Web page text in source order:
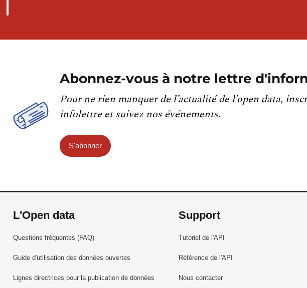
Abonnez-vous à notre lettre
Pour ne rien manquer de l’actualité de l’open data,
infolettre et suivez nos événements.
S'abonner
L'Open data
Questions fréquentes (FAQ)
Guide d'utilisation des données ouvertes
Lignes directrices pour la publication de données
Support
Tutoriel de l'API
Référence de l'API
Nous contacter